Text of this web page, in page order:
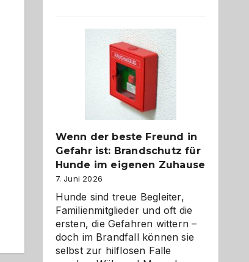
Kita
bewusst
und
herzlich
gestalten
Wenn der beste Freund in
Gefahr ist: Brandschutz für
Hunde im eigenen Zuhause
7. Juni 2026
Hunde sind treue Begleiter,
Familienmitglieder und oft die
ersten, die Gefahren wittern –
doch im Brandfall können sie
selbst zur hilflosen Falle